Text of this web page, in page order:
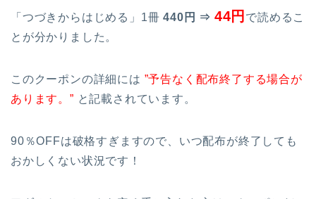
「つづきからはじめる」1冊440円 ⇒ 44円 で読めるこ
とが分かりました。
このクーポンの詳細には ”予告なく配布終了する場合が
あります。” と記載されています。
90％OFFは破格すぎますので、いつ配布が終了しても
おかしくない状況です！